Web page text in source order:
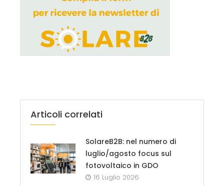
Articoli correlati
SolareB2B: nel numero di
luglio/agosto focus sul
fotovoltaico in GDO
16 Luglio 2026